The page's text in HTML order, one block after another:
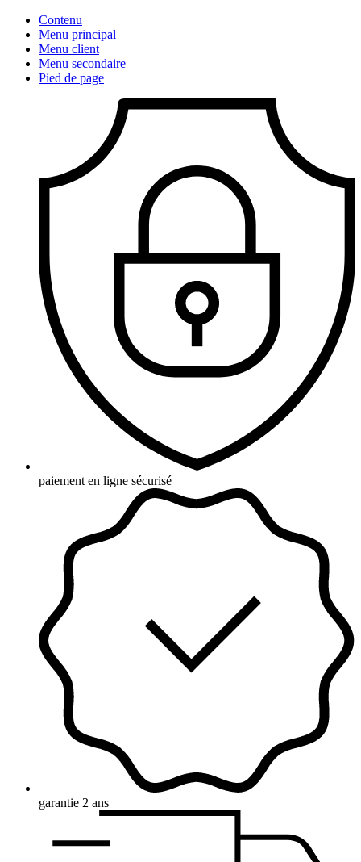
Contenu
Menu principal
Menu client
Menu secondaire
Pied de page
paiement en ligne sécurisé
garantie 2 ans